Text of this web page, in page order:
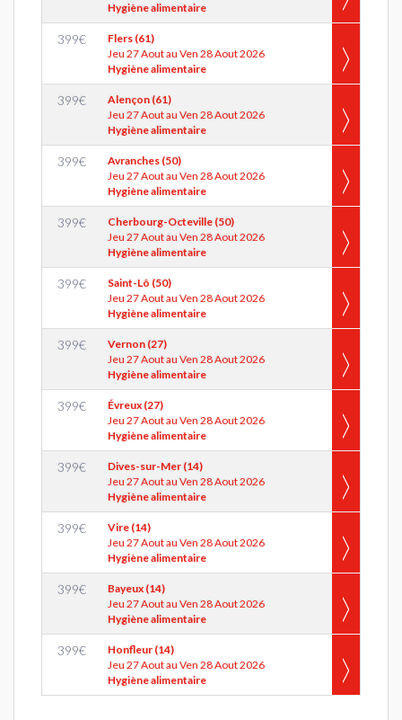
Hygiène alimentaire
399€
Flers (61)
Jeu 27 Aout au Ven 28 Aout 2026
Hygiène alimentaire
399€
Alençon (61)
Jeu 27 Aout au Ven 28 Aout 2026
Hygiène alimentaire
399€
Avranches (50)
Jeu 27 Aout au Ven 28 Aout 2026
Hygiène alimentaire
399€
Cherbourg-Octeville (50)
Jeu 27 Aout au Ven 28 Aout 2026
Hygiène alimentaire
399€
Saint-Lô (50)
Jeu 27 Aout au Ven 28 Aout 2026
Hygiène alimentaire
399€
Vernon (27)
Jeu 27 Aout au Ven 28 Aout 2026
Hygiène alimentaire
399€
Évreux (27)
Jeu 27 Aout au Ven 28 Aout 2026
Hygiène alimentaire
399€
Dives-sur-Mer (14)
Jeu 27 Aout au Ven 28 Aout 2026
Hygiène alimentaire
399€
Vire (14)
Jeu 27 Aout au Ven 28 Aout 2026
Hygiène alimentaire
399€
Bayeux (14)
Jeu 27 Aout au Ven 28 Aout 2026
Hygiène alimentaire
399€
Honfleur (14)
Jeu 27 Aout au Ven 28 Aout 2026
Hygiène alimentaire